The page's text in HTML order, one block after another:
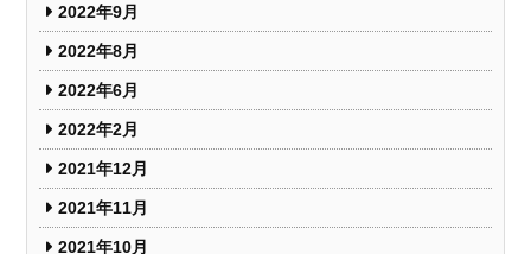
2022年9月
2022年8月
2022年6月
2022年2月
2021年12月
2021年11月
2021年10月